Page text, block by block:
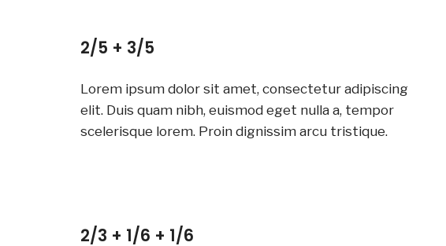
2/5 + 3/5
Lorem ipsum dolor sit amet, consectetur adipiscing
elit. Duis quam nibh, euismod eget nulla a, tempor
scelerisque lorem. Proin dignissim arcu tristique.
2/3 + 1/6 + 1/6